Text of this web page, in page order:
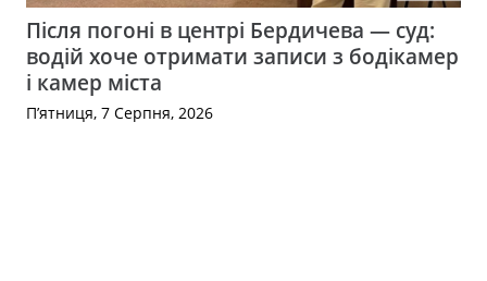
Після погоні в центрі Бердичева — суд:
водій хоче отримати записи з бодікамер
і камер міста
П’ятниця, 7 Серпня, 2026